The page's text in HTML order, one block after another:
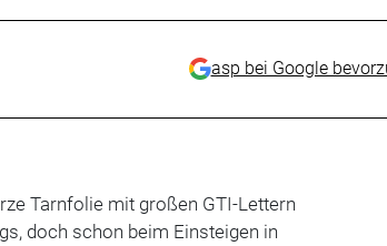
asp bei Google
Tarnfolie mit großen GTI-Lettern
doch schon beim Einsteigen in